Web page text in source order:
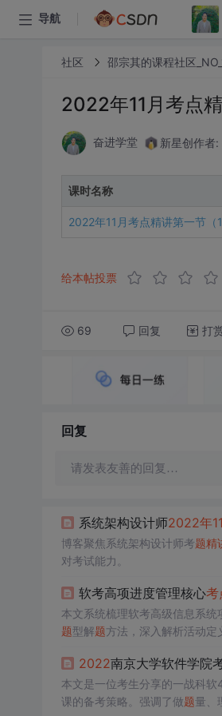
导航
社区 邵宗其的课程社区
2022年11月考点
奋进学堂 新星创作者
课时名称
2022年11月考点精讲第一节（
给本帖投票
69 回复 打
回复
请发表友善的回复…
​​系统架构设计师2022年11
博客聚焦系统架构设计师考题精
对考试能力。
软考高项进度管理核心考
本文系统梳理软考高级信息系
题型解题方法，深入解析活动
2022南京大学软件学院
本文是一位考生分享的一战科
课的备考策略。强调了做题量、